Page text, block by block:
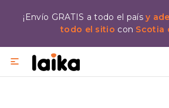
¡Envío GRATIS a todo el paísy
todo el sitio con Scotia
